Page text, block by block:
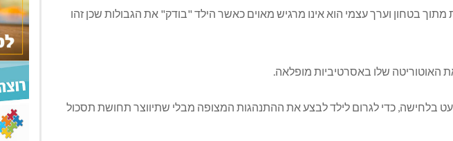
מתוך בטחון וערך עצמי הוא אינו מרגיש מאוים כאשר הילד "בודק" את הגבולות שכן זהו
את האוטוריטה שלו באסרטיביות מופלאה.
בלחישה, כדי לגרום לילד לבצע את ההתנהגות המצופה מבלי שתיווצר תחושת תסכול